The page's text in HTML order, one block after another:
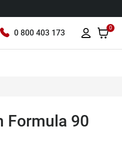
0 800 403 173
0
Formula 90